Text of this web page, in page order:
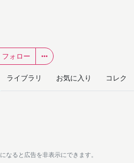
フォロー
ライブラリ お気に入り コレク
になると広告を非表示にできます。